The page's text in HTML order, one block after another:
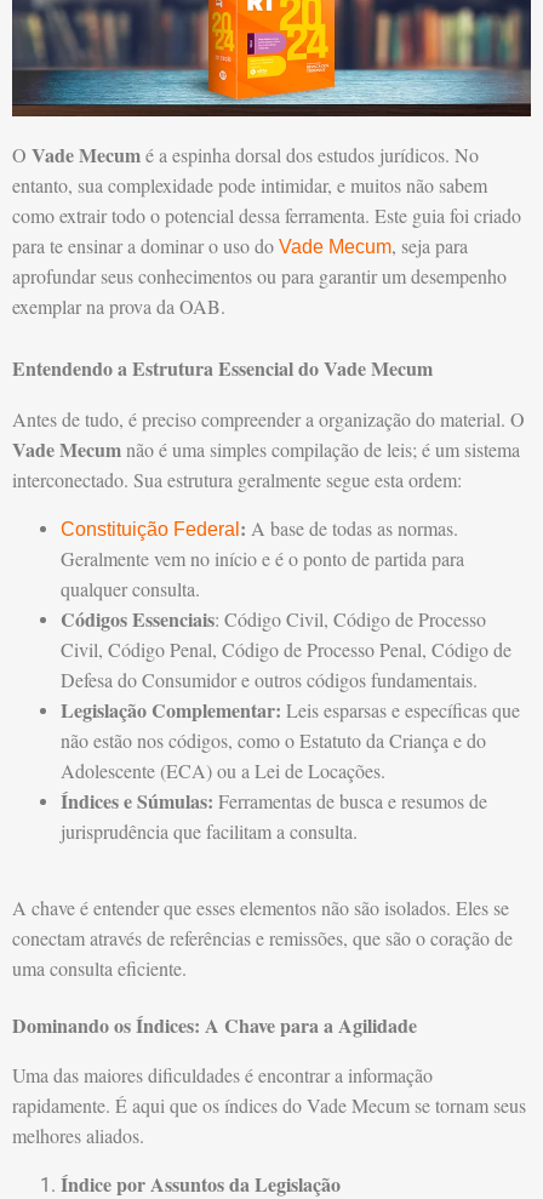
O Vade Mecumé a espinha dorsal dos estudos jurídicos. No
entanto, sua complexidade pode intimidar, e muitos não sabem
como extrair todo o potencial dessa ferramenta. Este guia foi criado
para te ensinar a dominar o uso do Vade Mecum, seja para
aprofundar seus conhecimentos ou para garantir um desempenho
exemplar na prova da OAB.
Entendendo a Estrutura Essencial do Vade Mecum
Antes de tudo, é preciso compreender a organização do material. O
Vade Mecumnão é uma simples compilação de leis; é um sistema
interconectado. Sua estrutura geralmente segue esta ordem:
Constituição Federal : A base de todas as normas.
Geralmente vem no início e é o ponto de partida para
qualquer consulta.
Códigos Essenciais: Código Civil, Código de Processo
Civil, Código Penal, Código de Processo Penal, Código de
Defesa do Consumidor e outros códigos fundamentais.
Legislação Complementar: Leis esparsas e específicas que
não estão nos códigos, como o Estatuto da Criança e do
Adolescente (ECA) ou a Lei de Locações.
Índices e Súmulas: Ferramentas de busca e resumos de
jurisprudência que facilitam a consulta.
A chave é entender que esses elementos não são isolados. Eles se
conectam através de referências e remissões, que são o coração de
uma consulta eficiente.
Dominando os Índices: A Chave para a Agilidade
Uma das maiores dificuldades é encontrar a informação
rapidamente. É aqui que os índices do Vade Mecum se tornam seus
melhores aliados.
Índice por Assuntos da Legislação